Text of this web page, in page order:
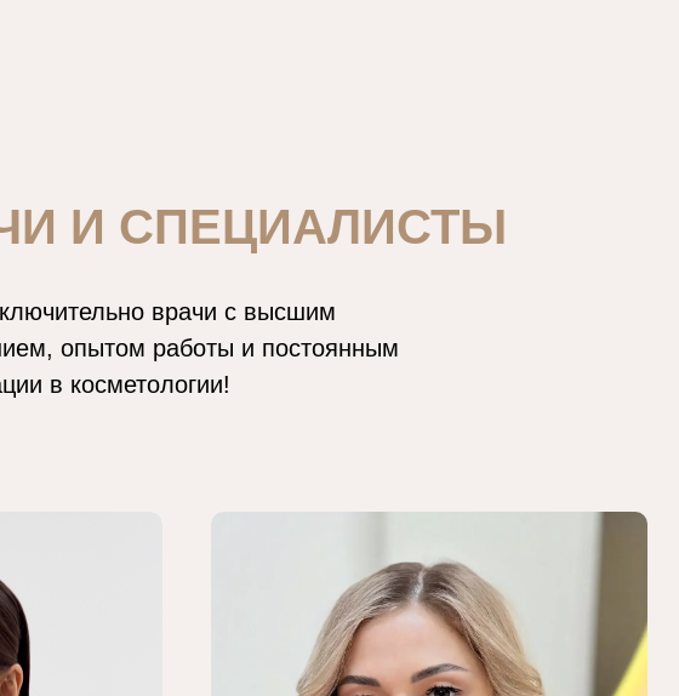
И СПЕЦИАЛИСТЫ
врачи с высшим
опытом работы и постоянным
в косметологии!